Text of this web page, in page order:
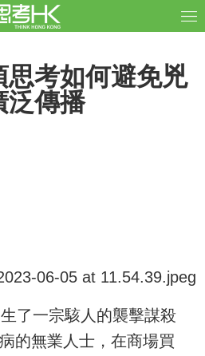
思考如何避免兇
泛傳播
了一宗駭人的襲擊謀殺
的無業人士，在商場買